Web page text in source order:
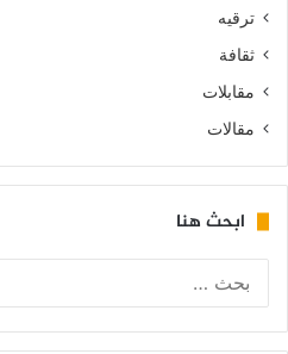
ترقيه
ثقافة
مقابلات
مقالات
ابحث هنا